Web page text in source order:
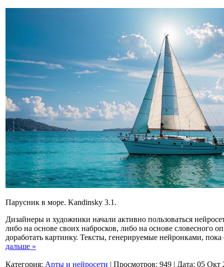
Парусник в море. Kandinsky 3.1.
Дизайнеры и художники начали активно пользоваться
либо на основе своих набросков, либо на основе словесного
доработать картинку. Тексты, генерируемые нейронками,
дальше »
Категория: Арты и нейросети | Просмотров: 949 | Дата: 05 Окт